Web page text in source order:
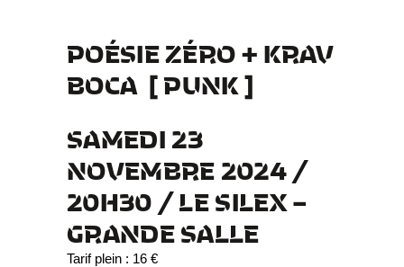
POÉSIE ZÉRO + KRAV
BOCA [ PUNK ]
SAMEDI 23
NOVEMBRE 2024 /
20H30 / LE SILEX –
GRANDE SALLE
Tarif plein : 16 €